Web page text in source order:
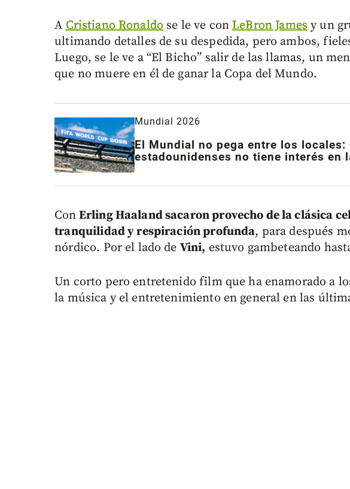
ACristiano Ronaldose le ve conLeBron Jamesy un
ultimando detalles de su despedida, pero ambos,
Luego, se le ve a “El Bicho” salir de las llamas, un
que no muere en él de ganar la Copa del Mundo.
Mundial 2026
El Mundial no pega entre los locales:
estadounidenses no tiene interés en
Con Erling Haaland sacaron provecho de la clásica
tranquilidad y respiración profunda, para después
nórdico. Por el lado de Vini, estuvo gambeteando
Un corto pero entretenido film que ha enamorado a
la música y el entretenimiento en general en las